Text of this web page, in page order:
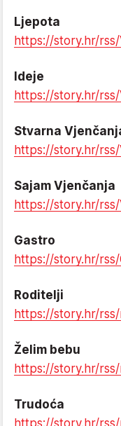
Ljepota
https://story.hr/
Ideje
https://story.hr/
Stvarna
https://story.hr/
Sajam Vjenčanja
https://story.hr/rss/
Gastro
https://story.hr/
Roditelji
https://story.hr/
Želim bebu
https://story.hr/
Trudoća
https://story.hr/